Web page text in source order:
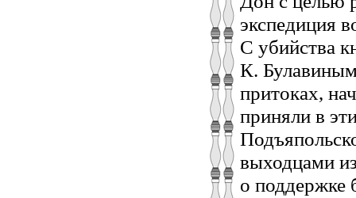
экспедиция
С убийства
К.
притоках,
приняли в
выходцами
о поддержке